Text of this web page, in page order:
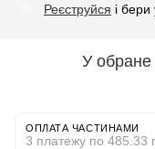
Реєструйся і бери
У обране
ОПЛАТА ЧАСТИНАМИ
3 платежу по 485.33